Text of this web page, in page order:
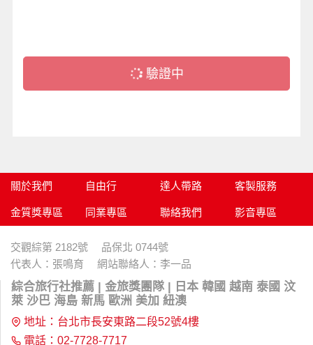
驗證中
關於我們 自由行 達人帶路 客製服務
金質獎專區 同業專區 聯絡我們 影音專區
交觀綜第 2182號 品保北 0744號
代表人：張鳴育 網站聯絡人：李一品
綜合旅行社推薦 | 金旅獎團隊 | 日本 韓國 越南 泰國 汶
萊 沙巴 海島 新馬 歐洲 美加 紐澳
地址：台北市長安東路二段52號4樓
電話：02-7728-7717